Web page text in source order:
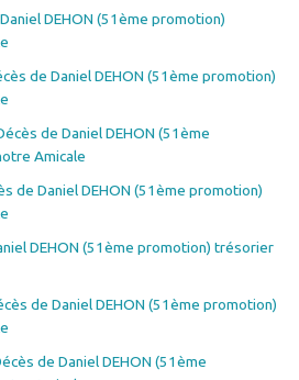
DEHON (51ème promotion)
de Daniel DEHON (51ème promotion)
de Daniel DEHON (51ème
Amicale
de Daniel DEHON (51ème promotion)
DEHON (51ème promotion) trésorier
de Daniel DEHON (51ème promotion)
de Daniel DEHON (51ème